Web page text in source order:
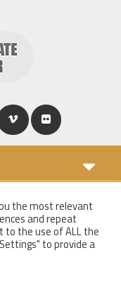
the most relevant
and repeat
to the use of ALL the
to provide a